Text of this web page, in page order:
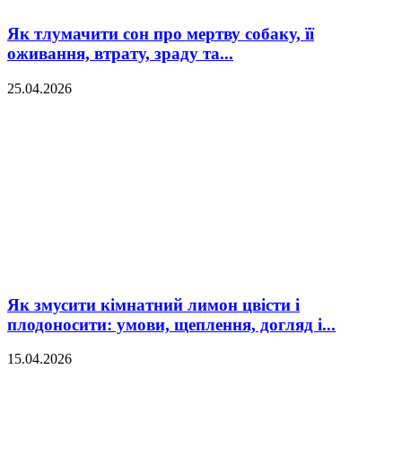
Як тлумачити сон про мертву собаку, її
оживання, втрату, зраду та...
25.04.2026
Як змусити кімнатний лимон цвісти і
плодоносити: умови, щеплення, догляд і...
15.04.2026